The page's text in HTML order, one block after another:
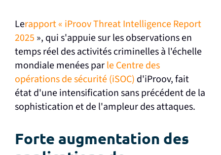
Lerapport « iProov Threat Intelligence Report
2025 », qui s'appuie sur les observations en
temps réel des activités criminelles à l'échelle
mondiale menées parle Centre des
opérations de sécurité (iSOC) d'iProov, fait
état d'une intensification sans précédent de la
sophistication et de l'ampleur des attaques.
Forte augmentation des